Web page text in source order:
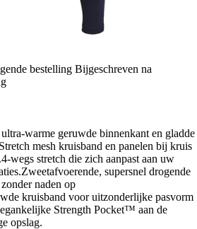
bestelling Bijgeschreven na
warme geruwde binnenkant en gladde
mesh kruisband en panelen bij kruis
wegs stretch die zich aanpast aan uw
supersnel drogende
naden op
kruisband voor uitzonderlijke pasvorm
Strength Pocket™ aan de
opslag.